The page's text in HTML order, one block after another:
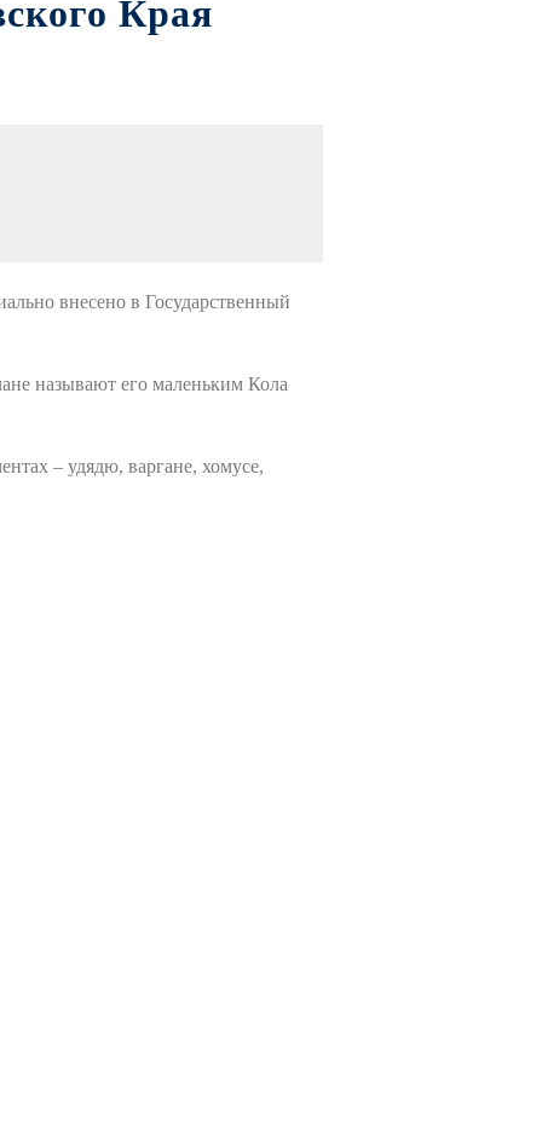
Края
внесено в Государственный
называют его маленьким Кола
– удядю, варгане, хомусе,